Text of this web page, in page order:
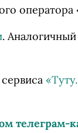
оператора
.
телеграм-